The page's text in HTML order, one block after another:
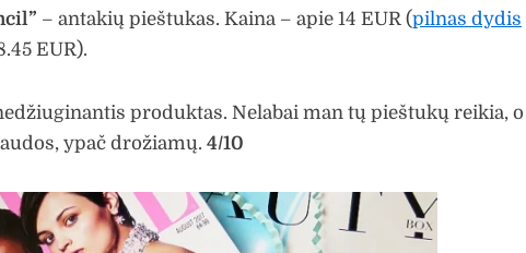
– antakių pieštukas. Kaina – apie 14 EUR (pilnas dydis
EUR).
produktas. Nelabai man tų pieštukų reikia, o
ypač drožiamų. 4/10